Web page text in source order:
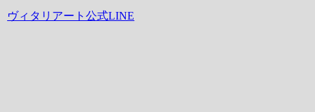
ヴィタリアート公式LINE